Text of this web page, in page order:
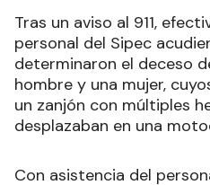
Tras un aviso al 911,
personal del Sipec
determinaron el deceso
hombre y una mujer,
un zanjón con múltiples
desplazaban en una
Con asistencia del